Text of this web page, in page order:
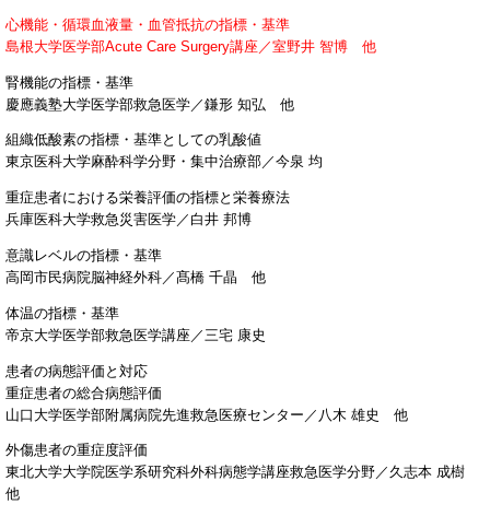
心機能・循環血液量・血管抵抗の指標・基準
島根大学医学部Acute Care Surgery講座／室野井 智博 他
腎機能の指標・基準
慶應義塾大学医学部救急医学／鎌形 知弘 他
組織低酸素の指標・基準としての乳酸値
東京医科大学麻酔科学分野・集中治療部／今泉 均
重症患者における栄養評価の指標と栄養療法
兵庫医科大学救急災害医学／白井 邦博
意識レベルの指標・基準
高岡市民病院脳神経外科／髙橋 千晶 他
体温の指標・基準
帝京大学医学部救急医学講座／三宅 康史
患者の病態評価と対応
重症患者の総合病態評価
山口大学医学部附属病院先進救急医療センター／八木 雄史 他
外傷患者の重症度評価
東北大学大学院医学系研究科外科病態学講座救急医学分野／久志本 成樹
他